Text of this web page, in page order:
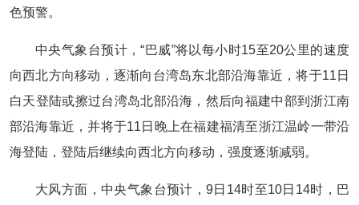
色预警。
中央气象台预计，“巴威”将以每小时15至20公里的速度
向西北方向移动，逐渐向台湾岛东北部沿海靠近，将于11日
白天登陆或擦过台湾岛北部沿海，然后向福建中部到浙江南
部沿海靠近，并将于11日晚上在福建福清至浙江温岭一带沿
海登陆，登陆后继续向西北方向移动，强度逐渐减弱。
大风方面，中央气象台预计，9日14时至10日14时，巴